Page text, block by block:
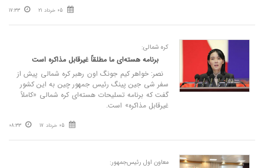
05 خرداد 21 17:33
کره شمالی:
برنامه هسته‌ای ما مطلقاً غیرقابل مذاکره است
نصر: خواهر کیم جونگ اون رهبر کره شمالی پیش از
سفر شی جین پینگ رئیس جمهور چین به این کشور
گفت که برنامه تسلیحات هسته‌ای کره شمالی «کاملاً
غیرقابل مذاکره» است.
05 خرداد 17 08:33
معاون اول رئیس‌جمهور: